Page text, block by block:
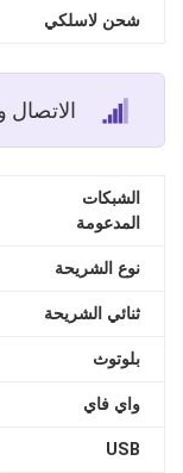
شحن لاسلكي
الاتصال
الشبكات
المدعومة
نوع الشريحة
ثنائي الشريحة
بلوتوث
واي فاي
USB